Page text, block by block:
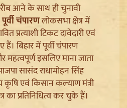
Jammu-Kashmir में भारी
और हाईवे हुआ सील
आने के साथ ही चुनावी
पूर्वी चंपारणलोकसभा क्षेत्र में
प्रत्याशी टिकट दावेदारी एवं
बिहार में पूर्वी चंपारण
इसलिए माना जाता
सासंद राधामोहन सिंह
कृषि एवं किसान कल्याण मंत्री
का प्रतिनिधित्व कर चुके हैं।